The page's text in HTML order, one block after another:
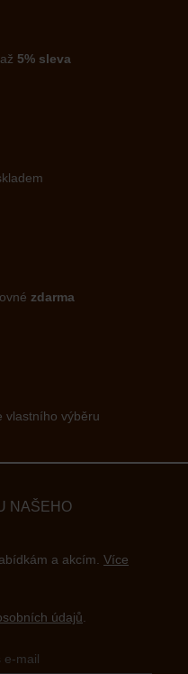
5% sleva
zdarma
vlastního výběru
NAŠEHO
a akcím. Více
údajů